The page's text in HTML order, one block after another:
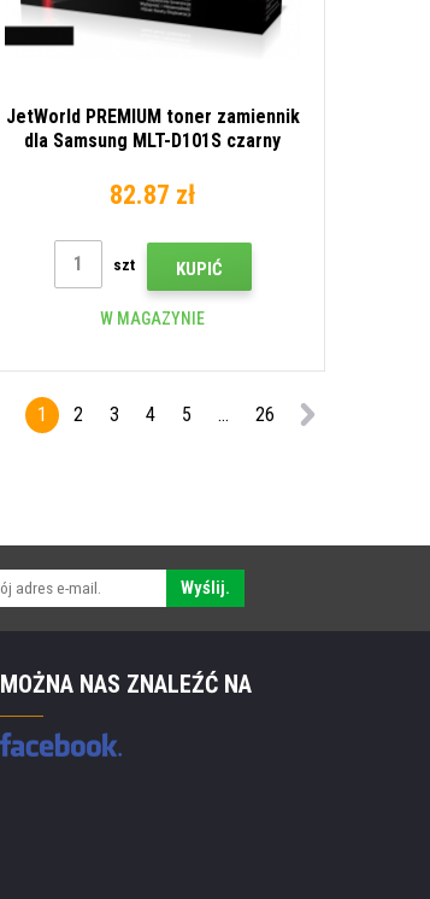
JetWorld PREMIUM toner zamiennik
dla Samsung MLT-D101S czarny
82.87 zł
szt KUPIĆ
W MAGAZYNIE
1 2 3 4 5 ... 26
Wyślij.
MOŻNA NAS ZNALEŹĆ NA